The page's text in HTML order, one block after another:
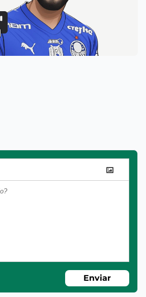
Enviar